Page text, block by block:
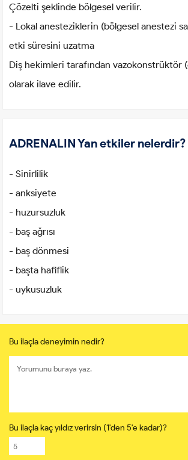
Çözelti şeklinde bölgesel verilir.
- Lokal anesteziklerin (bölgesel anestezi
etki süresini uzatma
Diş hekimleri tarafından vazokonstrüktör
olarak ilave edilir.
ADRENALIN Yan etkiler nelerdir?
- Sinirlilik
- anksiyete
- huzursuzluk
- baş ağrısı
- baş dönmesi
- başta hafiflik
- uykusuzluk
Bu ilaçla deneyimin nedir?
Bu ilaçla kaç yıldız verirsin (1'den 5'e kadar)?